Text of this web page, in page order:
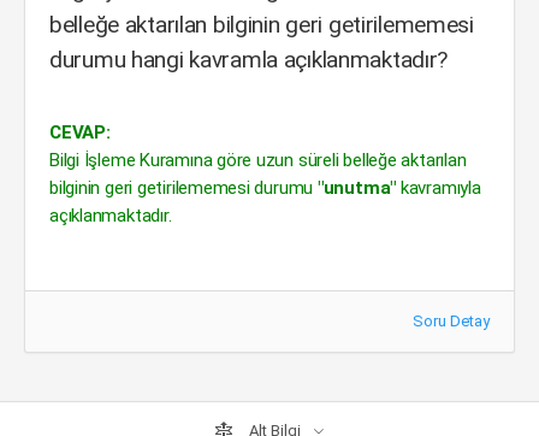
belleğe aktarılan bilginin geri getirilememesi
durumu hangi kavramla açıklanmaktadır?
CEVAP:
Bilgi İşleme Kuramına göre uzun süreli belleğe aktarılan
bilginin geri getirilememesi durumu "unutma" kavramıyla
açıklanmaktadır.
Soru Detay
Alt Bilgi